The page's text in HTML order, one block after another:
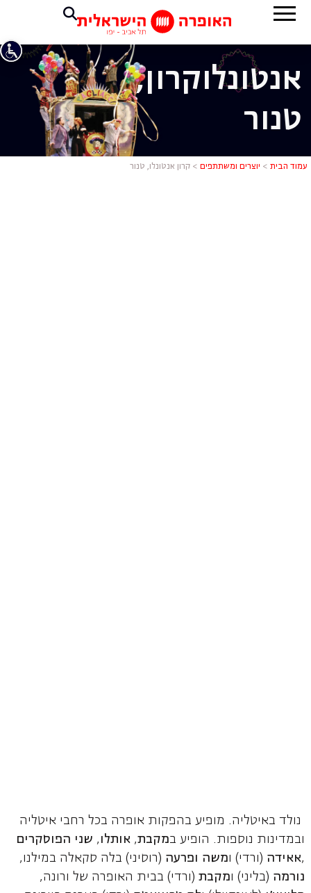
קרון
אנטונלוקרון,
טנור
עמוד הבית > יוצרים ומשתתפים > קרון אנטונלו, טנור
נולד באיטליה. מופיע בהפקות אופרה בכל רחבי איטליה
ובמדינות נוספות. הופיע במקבת, אותלו , שני הפוסקרים
,אאידה (ורדי) ומשה ופרעה (רוסיני) בלה סקאלה במילנו,
נורמה (בליני) ומקבת(ורדי) בבית האופרה של ורונה,